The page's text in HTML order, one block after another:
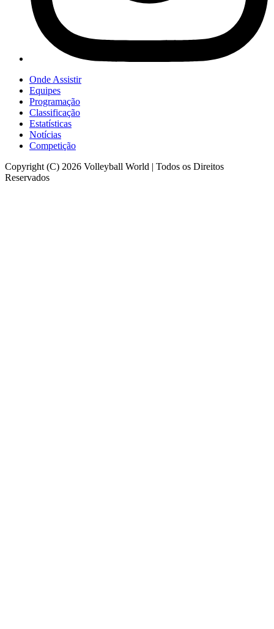
Onde Assistir
Equipes
Programação
Classificação
Estatísticas
Notícias
Competição
Copyright (C) 2026 Volleyball World | Todos os Direitos
Reservados